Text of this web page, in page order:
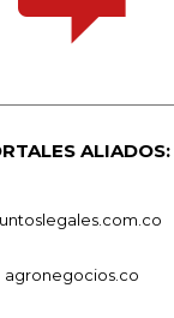
ALIADOS:
agronegocios.co